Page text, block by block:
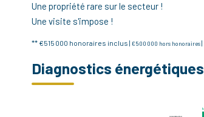
Une propriété rare sur le secteur !
Une visite s'impose !
** €515 000 honoraires inclus | €500 000 hors honoraires|
Diagnostics énergétiques